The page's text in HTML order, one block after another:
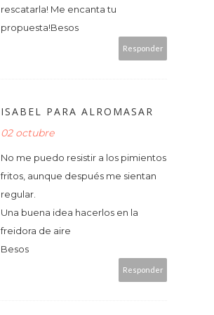
rescatarla! Me encanta tu
propuesta!Besos
Responder
ISABEL PARA ALROMASAR
02 octubre
No me puedo resistir a los pimientos
fritos, aunque después me sientan
regular.
Una buena idea hacerlos en la
freidora de aire
Besos
Responder